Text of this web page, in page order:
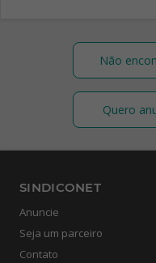
Não
Quero
SINDICONET
Anuncie
Seja um parceiro
Contato